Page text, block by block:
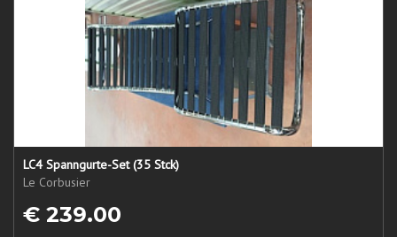
LC4 Spanngurte-Set (35 Stck)
Le Corbusier
€ 239.00